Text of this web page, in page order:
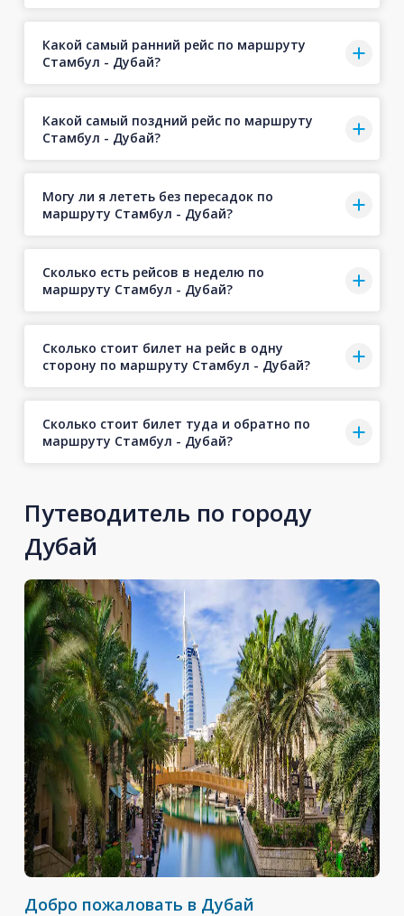
Какой самый ранний рейс по маршруту
Стамбул - Дубай?
Какой самый поздний рейс по маршруту
Стамбул - Дубай?
Могу ли я лететь без пересадок по
маршруту Стамбул - Дубай?
Сколько есть рейсов в неделю по
маршруту Стамбул - Дубай?
Сколько стоит билет на рейс в одну
сторону по маршруту Стамбул - Дубай?
Сколько стоит билет туда и обратно по
маршруту Стамбул - Дубай?
Путеводитель по городу
Дубай
Добро пожаловать в Дубай